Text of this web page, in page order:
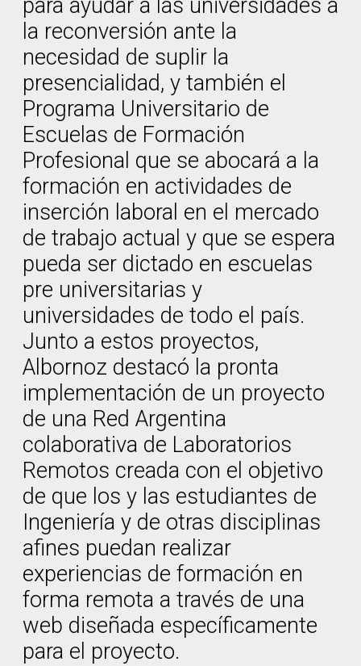
para ayudar a las universidades a
la reconversión ante la
necesidad de suplir la
presencialidad, y también el
Programa Universitario de
Escuelas de Formación
Profesional que se abocará a la
formación en actividades de
inserción laboral en el mercado
de trabajo actual y que se espera
pueda ser dictado en escuelas
pre universitarias y
universidades de todo el país.
Junto a estos proyectos,
Albornoz destacó la pronta
implementación de un proyecto
de una Red Argentina
colaborativa de Laboratorios
Remotos creada con el objetivo
de que los y las estudiantes de
Ingeniería y de otras disciplinas
afines puedan realizar
experiencias de formación en
forma remota a través de una
web diseñada específicamente
para el proyecto.